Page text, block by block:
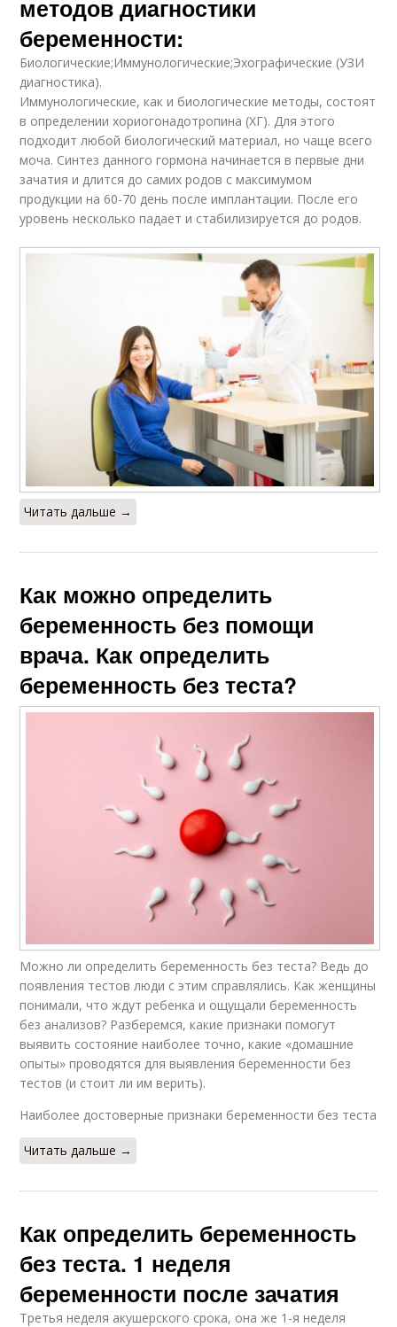
методов диагностики
беременности:
Биологические;Иммунологические;Эхографические (УЗИ
диагностика).
Иммунологические, как и биологические методы, состоят
в определении хориогонадотропина (ХГ). Для этого
подходит любой биологический материал, но чаще всего
моча. Синтез данного гормона начинается в первые дни
зачатия и длится до самих родов с максимумом
продукции на 60-70 день после имплантации. После его
уровень несколько падает и стабилизируется до родов.
Читать дальше →
Как можно определить
беременность без помощи
врача. Как определить
беременность без теста?
Можно ли определить беременность без теста? Ведь до
появления тестов люди с этим справлялись. Как женщины
понимали, что ждут ребенка и ощущали беременность
без анализов? Разберемся, какие признаки помогут
выявить состояние наиболее точно, какие «домашние
опыты» проводятся для выявления беременности без
тестов (и стоит ли им верить).
Наиболее достоверные признаки беременности без теста
Читать дальше →
Как определить беременность
без теста. 1 неделя
беременности после зачатия
Третья неделя акушерского срока, она же 1-я неделя